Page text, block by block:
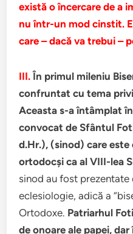
există o încercare de a
nu într-un mod cinstit.
care – dacă va trebui –
III. În primul mileniu
confruntat cu tema
Aceasta s-a întâmplat
convocat de Sfântul
d.Hr.), (sinod) care
ortodocşi ca al VIII-lea
sinod au fost
eclesiologie, adică a
Ortodoxe. Patriarhul
de onoare ale papei,